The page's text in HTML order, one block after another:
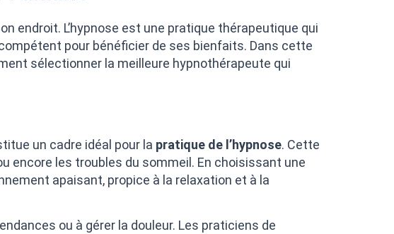
endroit. L’hypnose est une pratique thérapeutique qui
pour bénéficier de ses bienfaits. Dans cette
sélectionner la meilleure hypnothérapeute qui
un cadre idéal pour la pratique de l’hypnose. Cette
encore les troubles du sommeil. En choisissant une
apaisant, propice à la relaxation et à la
ou à gérer la douleur. Les praticiens de